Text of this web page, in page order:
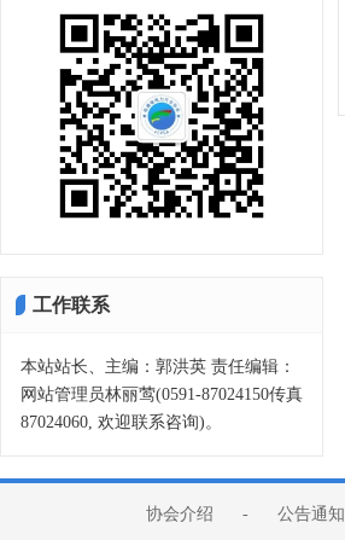
工作联系
本站站长、主编：郭洪英 责任编辑：
网站管理员林丽莺(0591-87024150传真
87024060, 欢迎联系咨询)。
协会介绍 - 公告通知